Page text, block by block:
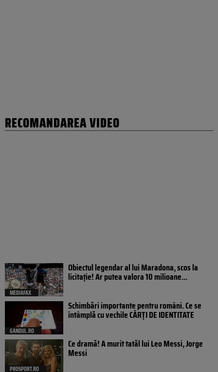
RECOMANDAREA VIDEO
MEDIAFAX
Obiectul legendar al lui Maradona, scos la
licitație! Ar putea valora 10 milioane...
GANDUL.RO
Schimbări importante pentru români. Ce se
întâmplă cu vechile CĂRȚI DE IDENTITATE
PROSPORT.RO
Ce dramă! A murit tatăl lui Leo Messi, Jorge
Messi